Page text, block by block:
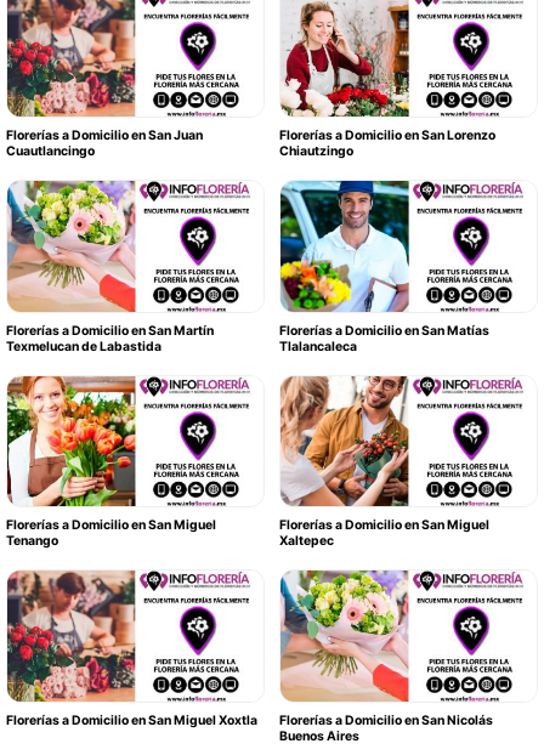
Florerías a Domicilio en San Juan
Cuautlancingo
Florerías a Domicilio en San Lorenzo
Chiautzingo
Florerías a Domicilio en San Martín
Texmelucan de Labastida
Florerías a Domicilio en San Matías
Tlalancaleca
Florerías a Domicilio en San Miguel
Tenango
Florerías a Domicilio en San Miguel
Xaltepec
Florerías a Domicilio en San Miguel Xoxtla
Florerías a Domicilio en San Nicolás
Buenos Aires